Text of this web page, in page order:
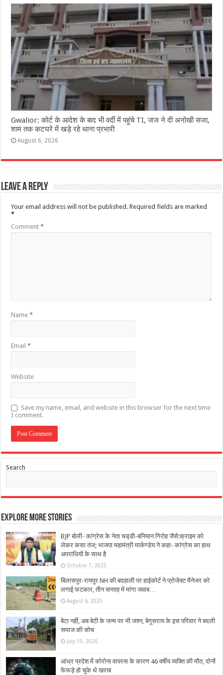
Gwalior: कोर्ट के आदेश के बाद भी वर्दी में पहुंचे TI, जज ने दी अनोखी सजा,
शाम तक कटघरे में खड़े रहे थाना प्रभारी
August 6, 2026
Leave a Reply
Your email address will not be published. Required fields are marked
*
Comment*
Name*
Email*
Website
Save my name, email, and website in this browser for the next time
I comment.
Search
Explore More Stories
BJP बोली- कांग्रेस के नेता चड्‌डी-बनियान गिरोह जैसे:क्राइम को
लेकर कसा तंज; भाजपा महामंत्री मार्कण्डेय ने कहा- कांग्रेस का हाथ
अपराधियों के साथ है
October 7, 2025
बिलासपुर-रायपुर NH की बदहाली पर हाईकोर्ट ने प्रोजेक्ट मैनेजर को
लगाई फटकार, तीन सप्ताह में मांगा जवाब…
August 6, 2025
बेटा नहीं, अब बेटी के जन्म पर भी जश्न, बेगूसराय के इस परिवार ने बदली
समाज की सोच
July 15, 2026
आंध्र प्रदेश में कोरोना वायरस के कारण 46 वर्षीय व्यक्ति की मौत, दोनों
फेफड़े हो चुके थे खराब